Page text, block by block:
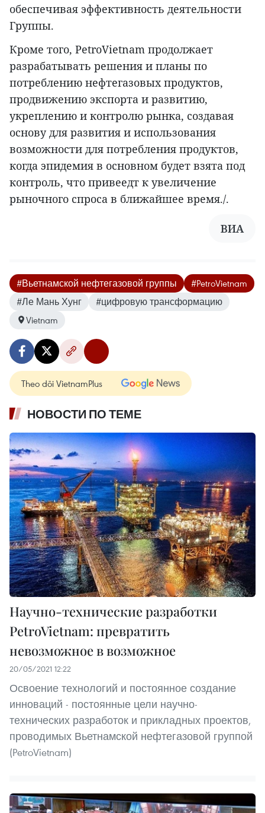
обеспечивая эффективность деятельности
Группы.
Кроме того, PetroVietnam продолжает
разрабатывать решения и планы по
потреблению нефтегазовых продуктов,
продвижению экспорта и развитию,
укреплению и контролю рынка, создавая
основу для развития и использования
возможности для потребления продуктов,
когда эпидемия в основном будет взята под
контроль, что привеедт к увеличение
рыночного спроса в ближайшее время./.
ВИА
#Вьетнамской нефтегазовой группы
#PetroVietnam
#Ле Мань Хунг
#цифровую трансформацию
Vietnam
Theo dõi VietnamPlus
НОВОСТИ ПО ТЕМЕ
Научно-технические разработки
PetroVietnam: превратить
невозможное в возможное
20/05/2021 12:22
Освоение технологий и постоянное создание
инноваций - постоянные цели научно-
технических разработок и прикладных проектов,
проводимых Вьетнамской нефтегазовой группой
(PetroVietnam)